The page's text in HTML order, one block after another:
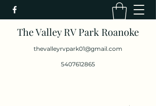
The Valley RV Park Roanoke
thevalleyrvpark01@gmail.com
5407612865